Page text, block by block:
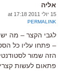
אליה
15 יולי 2011 at 17:18
PERMALINK
לגבי הקצר – מה
– פתחו עליו כל
הזה שמור
פתאום לעשות